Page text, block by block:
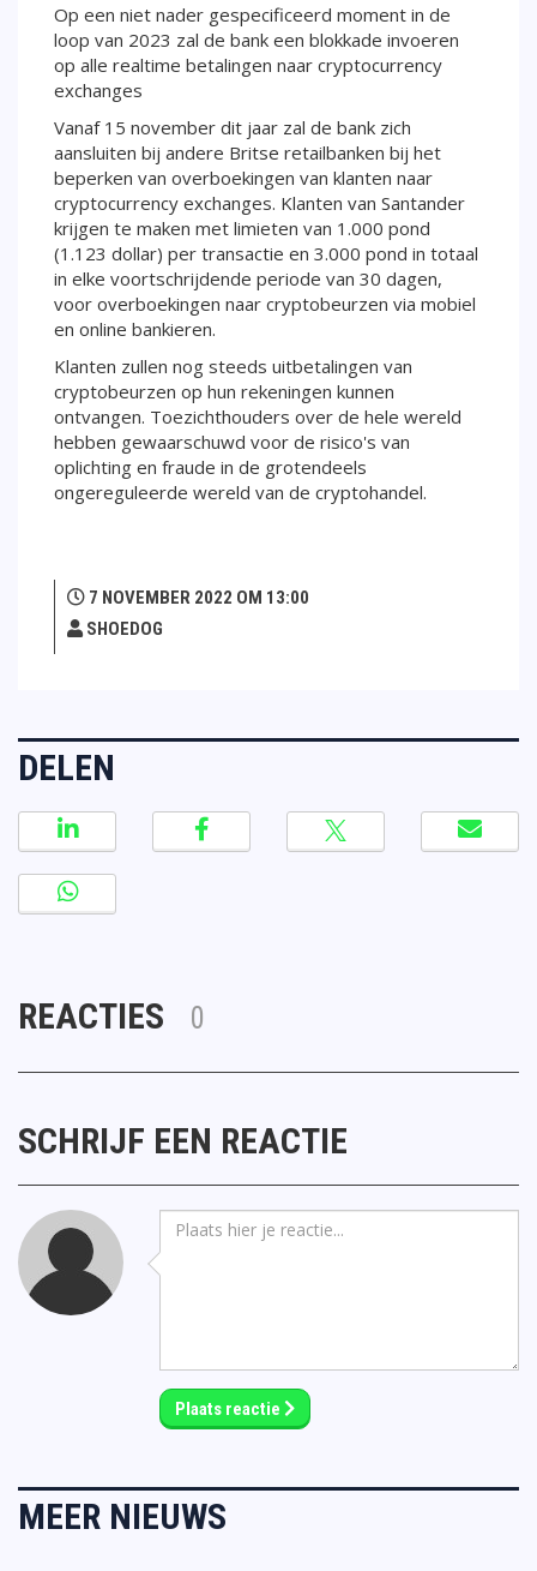
Op een niet nader gespecificeerd moment in de
loop van 2023 zal de bank een blokkade invoeren
op alle realtime betalingen naar cryptocurrency
exchanges
Vanaf 15 november dit jaar zal de bank zich
aansluiten bij andere Britse retailbanken bij het
beperken van overboekingen van klanten naar
cryptocurrency exchanges. Klanten van Santander
krijgen te maken met limieten van 1.000 pond
(1.123 dollar) per transactie en 3.000 pond in totaal
in elke voortschrijdende periode van 30 dagen,
voor overboekingen naar cryptobeurzen via mobiel
en online bankieren.
Klanten zullen nog steeds uitbetalingen van
cryptobeurzen op hun rekeningen kunnen
ontvangen. Toezichthouders over de hele wereld
hebben gewaarschuwd voor de risico's van
oplichting en fraude in de grotendeels
ongereguleerde wereld van de cryptohandel.
7 NOVEMBER 2022 OM 13:00
SHOEDOG
DELEN
REACTIES 0
SCHRIJF EEN REACTIE
Plaats reactie
MEER NIEUWS